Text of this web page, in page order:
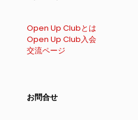
Open Up Clubとは
Open Up Club入会
交流ページ
お問合せ